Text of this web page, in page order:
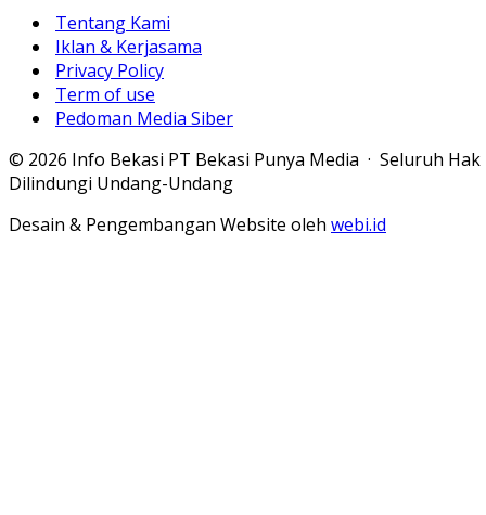
Tentang Kami
Iklan & Kerjasama
Privacy Policy
Term of use
Pedoman Media Siber
© 2026 Info Bekasi PT Bekasi Punya Media · Seluruh Hak
Dilindungi Undang-Undang
Desain & Pengembangan Website oleh webi.id